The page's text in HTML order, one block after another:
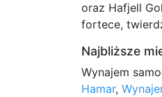
oraz Hafjell
fortece,
Najbliższe
Wynajem
Hamar,